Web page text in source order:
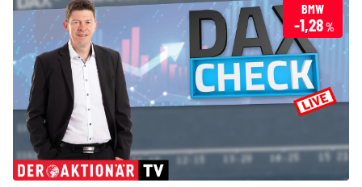
BMW
-1,28%